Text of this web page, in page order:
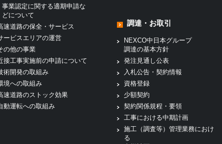
事業認定に関する適期申請な
どについて
速道路の保全・サービス
ービスエリアの運営
の他の事業
接工事実施前の申請について
術開発の取組み
境への取組み
速道路のストック効果
動運転への取組み
調達・お取引
NEXCO中日本グループ
調達の基本方針
発注見通し公表
入札公告・契約情報
資格登録
少額契約
契約関係規程・要領
工事における中期計画
施工（調査等）管理業務におけ
る